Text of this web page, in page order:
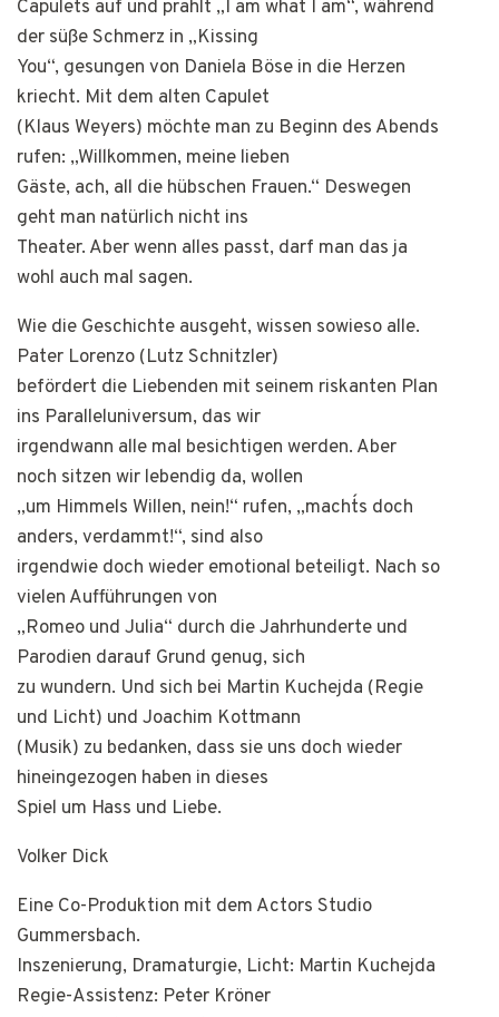
Capulets auf und prahlt „I am what I am“, während
der süße Schmerz in „Kissing
You“, gesungen von Daniela Böse in die Herzen
kriecht. Mit dem alten Capulet
(Klaus Weyers) möchte man zu Beginn des Abends
rufen: „Willkommen, meine lieben
Gäste, ach, all die hübschen Frauen.“ Deswegen
geht man natürlich nicht ins
Theater. Aber wenn alles passt, darf man das ja
wohl auch mal sagen.
Wie die Geschichte ausgeht, wissen sowieso alle.
Pater Lorenzo (Lutz Schnitzler)
befördert die Liebenden mit seinem riskanten Plan
ins Paralleluniversum, das wir
irgendwann alle mal besichtigen werden. Aber
noch sitzen wir lebendig da, wollen
„um Himmels Willen, nein!“ rufen, „macht´s doch
anders, verdammt!“, sind also
irgendwie doch wieder emotional beteiligt. Nach so
vielen Aufführungen von
„Romeo und Julia“ durch die Jahrhunderte und
Parodien darauf Grund genug, sich
zu wundern. Und sich bei Martin Kuchejda (Regie
und Licht) und Joachim Kottmann
(Musik) zu bedanken, dass sie uns doch wieder
hineingezogen haben in dieses
Spiel um Hass und Liebe.
Volker Dick
Eine Co-Produktion mit dem Actors Studio
Gummersbach.
Inszenierung, Dramaturgie, Licht: Martin Kuchejda
Regie-Assistenz: Peter Kröner